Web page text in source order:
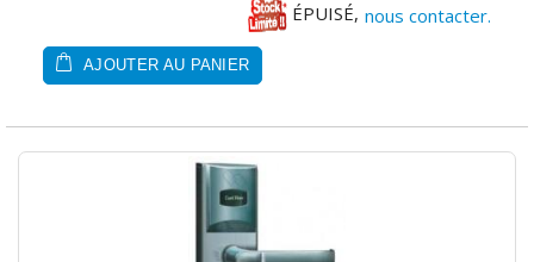
ÉPUISÉ, nous contacter.
AJOUTER AU PANIER